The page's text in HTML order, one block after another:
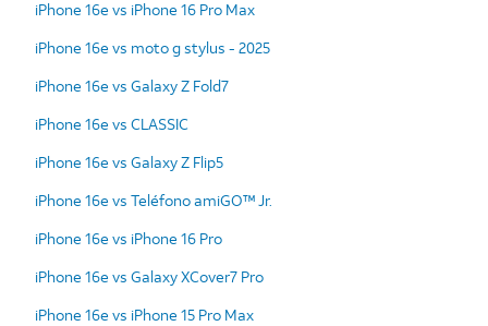
iPhone 16e vs iPhone 16 Pro Max
iPhone 16e vs moto g stylus - 2025
iPhone 16e vs Galaxy Z Fold7
iPhone 16e vs CLASSIC
iPhone 16e vs Galaxy Z Flip5
iPhone 16e vs Teléfono amiGO™ Jr.
iPhone 16e vs iPhone 16 Pro
iPhone 16e vs Galaxy XCover7 Pro
iPhone 16e vs iPhone 15 Pro Max